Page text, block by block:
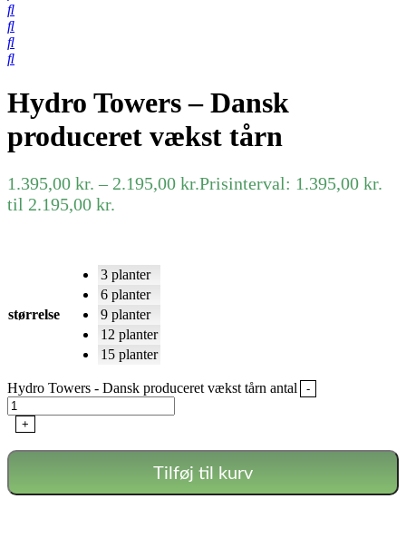
Hydro Towers – Dansk
produceret vækst tårn
1.395,00 kr. – 2.195,00 kr.Prisinterval: 1.395,00 kr.
til 2.195,00 kr.
størrelse
3 planter
6 planter
9 planter
12 planter
15 planter
Hydro Towers - Dansk produceret vækst tårn antal -
+
Tilføj til kurv